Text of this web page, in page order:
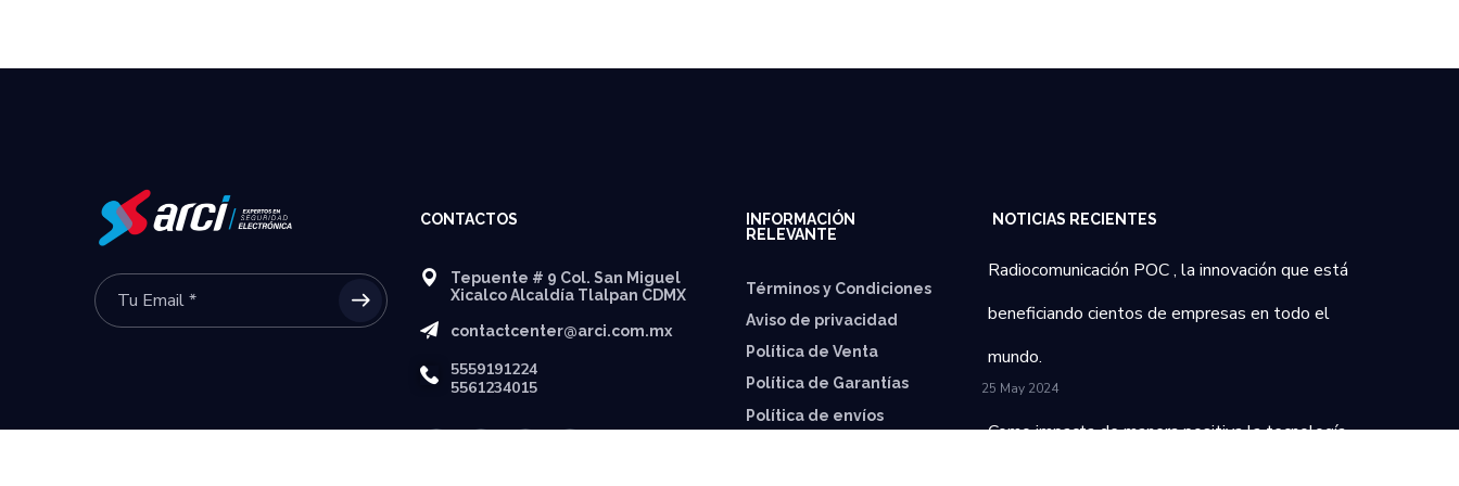
CONTACTOS
Tepuente # 9 Col. San Miguel
Xicalco Alcaldía Tlalpan CDMX
contactcenter@arci.com.mx
5559191224
5561234015
INFORMACIÓN
RELEVANTE
Términos y Condiciones
Aviso de privacidad
Política de Venta
Política de Garantías
⁠Política de envíos
NOTICIAS RECIENTES
Radiocomunicación POC , la innovación que está
beneficiando cientos de empresas en todo el
mundo.
25 May 2024
Como impacta de manera positiva la tecnología